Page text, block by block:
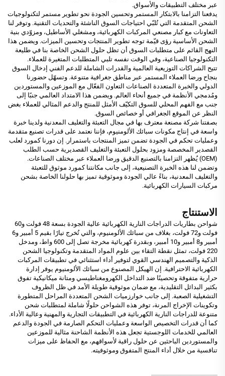
عبر مختلف التطبيقات والأسواق.
يدفعنا التزامنا بالابتكار المستمر وتحسين الجودة نحو تطوير مستمر لتكنولوجيات
الشحن المتقدمة التي تُلبّي احتياجات السوق الناشئة والتحديات التقنية. وتوفر لنا
التعاونات مع كبار مصنعي المركبات الكهربائية، ومشغلي الأساطيل، ومزوّدي بنية
الشحن الأساسية رؤى قيّمة توجه تطوير المنتجات وتحسين الميزات. ويضمن هذا
النهج القائم على متطلبات السوق أن تظل حلول الشحن الخاصة بنا في طليعة
التكنولوجيا الصناعية، وفي الوقت نفسه تلبي المتطلبات المتغيرة للعملاء.
تتيح الشراكات التوزيعية العالمية والقدرات الشاملة للدعم الفني إدخال السوق
بنجاح ورضا العملاء المستمر عبر مناطق جغرافية متنوعة. وتسهّل حضورنا
الدولي والخبرة المتعددة الصناعات التعاون الفعّال مع الموزعين والمستوردين
ومُدمجي الأنظمة في جميع أنحاء العالم. ويضمن هذا الامتداد العالمي جنبًا إلى
جنب مع الفهم المحلي للسوق التكيّف الأمثل للمنتج والدعم المثالي للعملاء بغض
النظر عن الموقع الجغرافي أو خصائص السوق.
بصفتنا شركة مصنعة معترف بها في مجال التعبئة والتغليف المعدنية ولدينا خبرة
واسعة في إنتاج مكونات سبائك الألومنيوم، فإننا نعتمد على قدرات تصنيع متقدمة
وعمليات تحكم في الجودة تضمن تميز المنتجات باستمرار. إن دورنا كمورد لعلب
القصدير المخصصة ومزود بحلول التعبئة والتغليف القصديرية حسب الطلب
(OEM) يُظهر التزامنا بالتصنيع الدقيق ورضا العملاء عبر مختلف الصناعات.
وتضمن لنا هذه الخبرة التصنيعية، إلى جانب مكانتنا كمورد موثوق للتعبئة
والتغليف المعدنية، بناءً عالي الجودة وموثوقية تميز بها حلولنا الخاصة بشحن
مركبات السيارات الكهربائية.
الاستنتاج
شواحن بطاريات الدراجات النارية الكهربائية عالية الجودة بسعة 48 فولت و60
فولت و72 فولت، بغلاف من سبائك الألومنيوم، والتي تُخرج تيارًا بقيم 5 أمبير و6
أمبير و8 أمبير و10 أمبير، وبقدرة كهربائية مخرجة تصل إلى 600 واط، ومدخل
220 فولت، تمثل نقطة التقاء بين علوم المواد المتقدمة وتكنولوجيا الشحن
الذكية والتصميم الهندسي القوي لتوفير أداء استثنائي في تطبيقات المركبات
الكهربائية الاحترافية. إن الهيكل المصنوع من سبائك الألومنيوم يوفر إدارة
حرارية متفوقة وتحصينًا ضد التداخل الكهرومغناطيسي ومتانة ميكانيكية تفوق
بكثير البدائل التقليدية، مع ضمان موثوقية طويلة الأمد في ظل الظروف
التشغيلية الصعبة. إلى جانب خوارزميات الشحن المتعددة المراحل المتطورة
وتكوينات الإخراج المرنة، توفر هذه الشواحن حلولًا شاملة لمتطلبات شحن
متنوعة للدراجات النارية الكهربائية في التطبيقات التجارية والمهنية وعالية الأداء.
كما أن قدرات التخصيص الواسعة وعمليات التحكم الصارمة في الجودة والدعم
العالمي للخدمات اللوجستية تجعل هذه الأنظمة الشاحنة مثالية للموزعين
والمستوردين الباحثين عن حلول راقية لأسواقهم، مع الحفاظ على ميزات
تنافسية من خلال أداء المنتج المتفوق وموثوفيته.